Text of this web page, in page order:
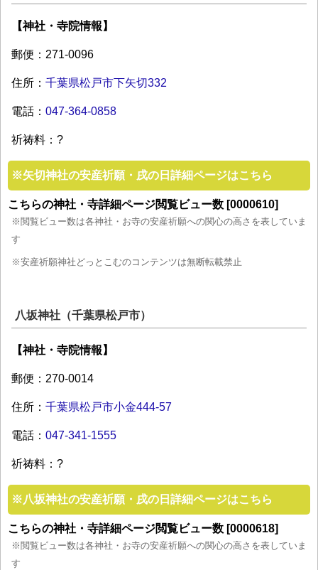
【神社・寺院情報】
郵便：271-0096
住所： 千葉県松戸市下矢切332
電話： 047-364-0858
祈祷料：?
※矢切神社の安産祈願・戌の日詳細ページはこちら
こちらの神社・寺詳細ページ閲覧ビュー数 [0000610]
※閲覧ビュー数は各神社・お寺の安産祈願への関心の高さを表していま
す
※安産祈願神社どっとこむのコンテンツは無断転載禁止
八坂神社（千葉県松戸市）
【神社・寺院情報】
郵便：270-0014
住所： 千葉県松戸市小金444-57
電話： 047-341-1555
祈祷料：?
※八坂神社の安産祈願・戌の日詳細ページはこちら
こちらの神社・寺詳細ページ閲覧ビュー数 [0000618]
※閲覧ビュー数は各神社・お寺の安産祈願への関心の高さを表していま
す